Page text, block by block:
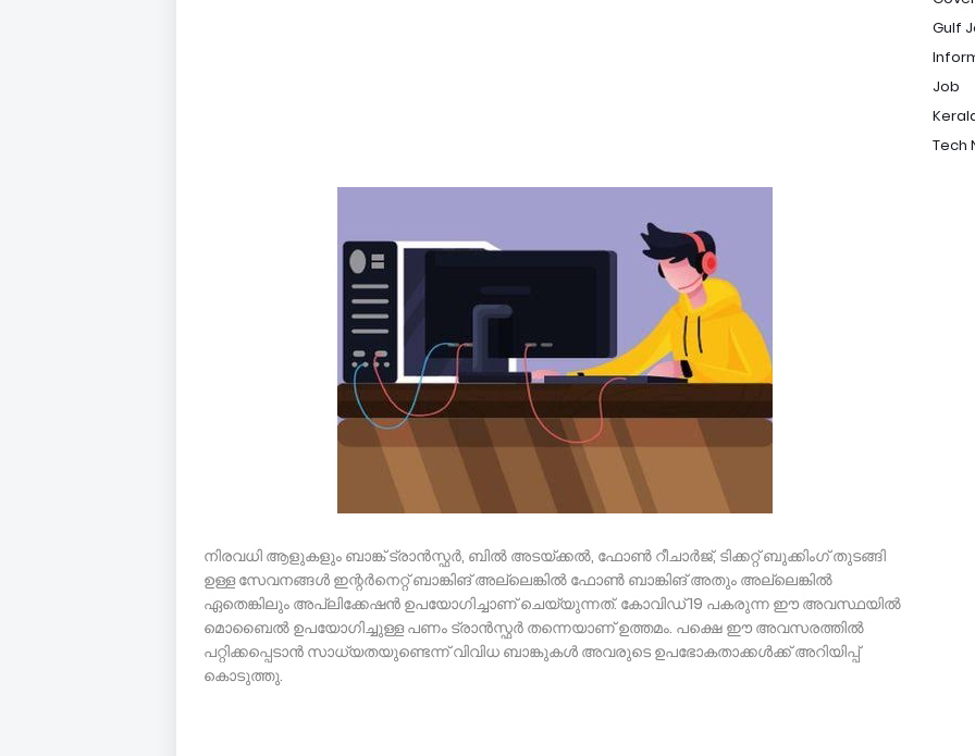
നിരവധി ആളുകളും ബാങ്ക് ട്രാൻസ്ഫർ, ബിൽ അടയ്ക്കൽ, ഫോൺ റീചാർജ്, ടിക്കറ്റ് ബുക്കിംഗ് തുടങ്ങി
ഉള്ള സേവനങ്ങൾ ഇന്റർനെറ്റ് ബാങ്കിങ് അല്ലെങ്കിൽ ഫോൺ ബാങ്കിങ് അതും അല്ലെങ്കിൽ
ഏതെങ്കിലും അപ്ലിക്കേഷൻ ഉപയോഗിച്ചാണ് ചെയ്യുന്നത്. കോവിഡ് 19 പകരുന്ന ഈ അവസ്ഥയിൽ
മൊബൈൽ ഉപയോഗിച്ചുള്ള പണം ട്രാൻസ്ഫർ തന്നെയാണ് ഉത്തമം. പക്ഷെ ഈ അവസരത്തിൽ
പറ്റിക്കപ്പെടാൻ സാധ്യതയുണ്ടെന്ന് വിവിധ ബാങ്കുകൾ അവരുടെ ഉപഭോകതാക്കൾക്ക് അറിയിപ്പ്
കൊടുത്തു.
Gulf
Job
Tech